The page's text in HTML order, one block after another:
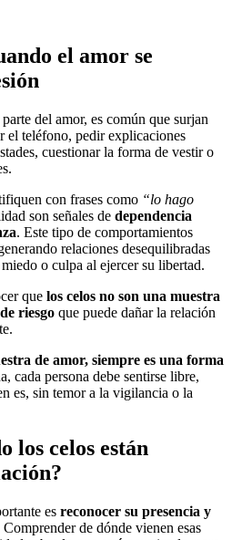
el amor se
del amor, es común que surjan
el teléfono, pedir explicaciones
cuestionar la forma de vestir o
con frases como “lo hago
son señales de dependencia
. Este tipo de comportamientos
relaciones desequilibradas
o culpa al ejercer su libertad.
que los celos no son una muestra
riesgo que puede dañar la relación
de amor, siempre es una forma
cada persona debe sentirse libre,
es, sin temor a la vigilancia o la
los celos están
es reconocer su presencia y
Comprender de dónde vienen esas